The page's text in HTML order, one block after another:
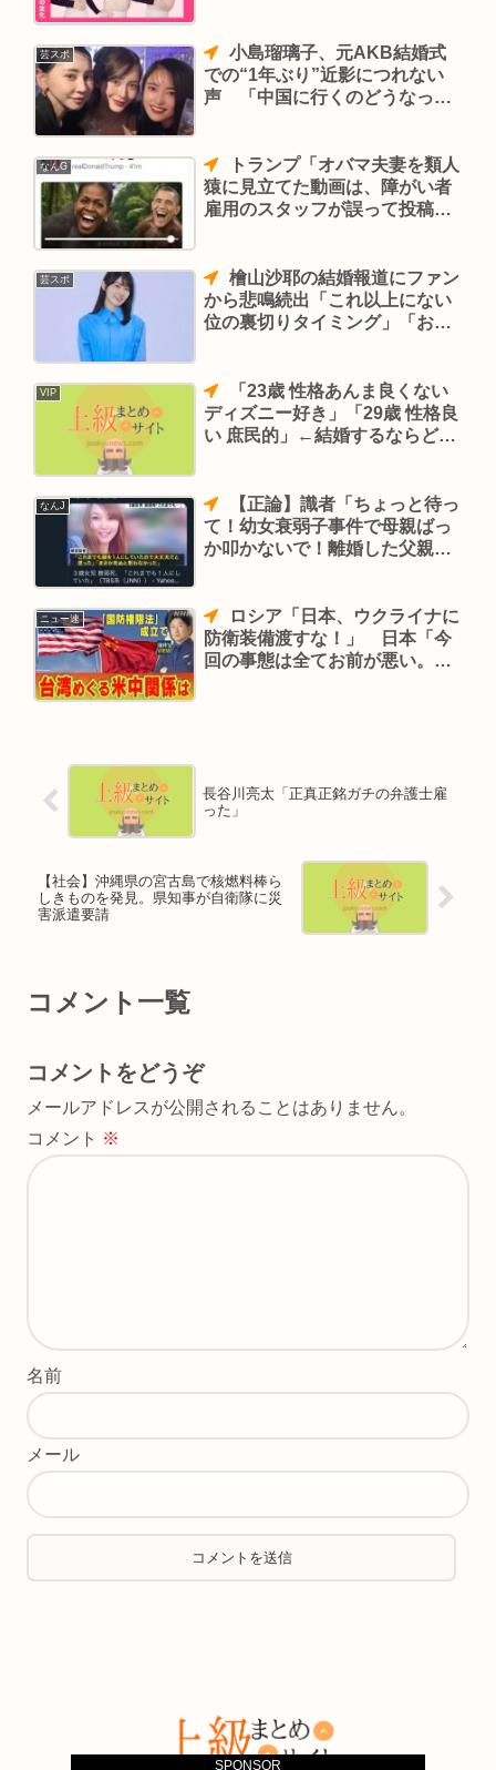
SPONSOR
芸スポ
小島瑠璃子、元AKB結婚式
での“1年ぶり”近影につれない
声 「中国に行くのどうなっ
なんG
猿に見立てた動画は、障がい者
雇用のスタッフが誤って投稿し
芸スポ
檜山沙耶の結婚報道にファン
から悲鳴続出「これ以上にない
位の裏切りタイミング」「おさ
VIP
ディズニー好き」「29歳 性格良
い 庶民的」←結婚するならどっ
なんJ
て！幼女衰弱子事件で母親ばっ
か叩かないで！離婚した父親の
ニュー速
防衛装備渡すな！」 日本「今
回の事態は全てお前が悪い。責
長谷川亮太「正真正銘ガチの弁護士雇
った」
【社会】沖縄県の宮古島で核燃料棒ら
しきものを発見。県知事が自衛隊に災
害派遣要請
コメント一覧
コメントをどうぞ
メールアドレスが公開されることはありません。
コメント ※
名前
メール